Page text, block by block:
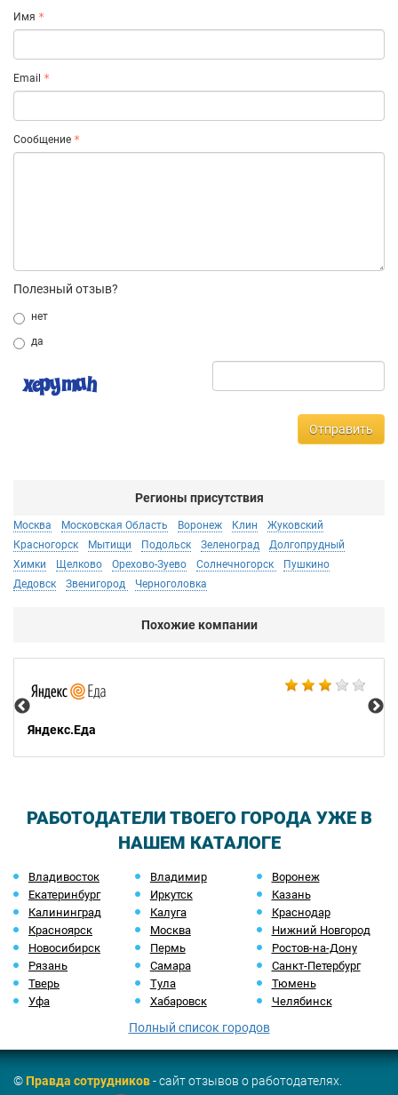
Имя
Email
Сообщение
Полезный отзыв?
нет
да
Отправить
Регионы присутствия
Москва Московская Область Воронеж Клин
Жуковский
Красногорск
Мытищи Подольск Зеленоград
Долгопрудный
Химки
Щелково Орехово-Зуево Солнечногорск
Пушкино
Дедовск
Звенигород Черноголовка
Похожие компании
Яндекс.Еда
РАБОТОДАТЕЛИ ТВОЕГО ГОРОДА УЖЕ В
НАШЕМ КАТАЛОГЕ
Владивосток Владимир
Воронеж
Екатеринбург
Иркутск
Казань
Калининград
Калуга
Краснодар
Красноярск
Москва
Нижний Новгород
Новосибирск
Пермь
Ростов-на-Дону
Рязань
Самара
Санкт-Петербург
Тверь
Тула
Тюмень
Уфа
Хабаровск Челябинск
Полный список городов
©Правда сотрудников- сайт отзывов о работодателях.